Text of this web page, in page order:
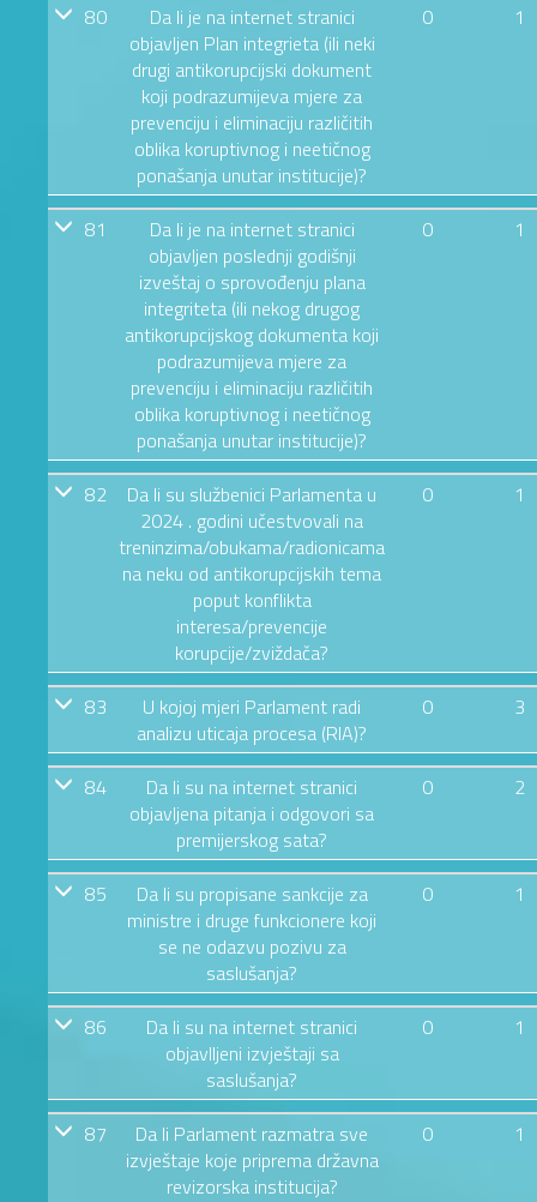
80
Da li je na internet stranici
objavljen Plan integrieta (ili neki
drugi antikorupcijski dokument
koji podrazumijeva mjere za
prevenciju i eliminaciju različitih
oblika koruptivnog i neetičnog
ponašanja unutar institucije)?
0 1
81
Da li je na internet stranici
objavljen poslednji godišnji
izveštaj o sprovođenju plana
integriteta (ili nekog drugog
antikorupcijskog dokumenta koji
podrazumijeva mjere za
prevenciju i eliminaciju različitih
oblika koruptivnog i neetičnog
ponašanja unutar institucije)?
0 1
82
Da li su službenici Parlamenta u
2024 . godini učestvovali na
treninzima/obukama/radionicama
na neku od antikorupcijskih tema
poput konflikta
interesa/prevencije
korupcije/zviždača?
0 1
83
U kojoj mjeri Parlament radi
analizu uticaja procesa (RIA)?
0 3
84
Da li su na internet stranici
objavljena pitanja i odgovori sa
premijerskog sata?
0 2
85
Da li su propisane sankcije za
ministre i druge funkcionere koji
se ne odazvu pozivu za
saslušanja?
0 1
86
Da li su na internet stranici
objavlljeni izvještaji sa
saslušanja?
0 1
87
Da li Parlament razmatra sve
izvještaje koje priprema državna
revizorska institucija?
0 1